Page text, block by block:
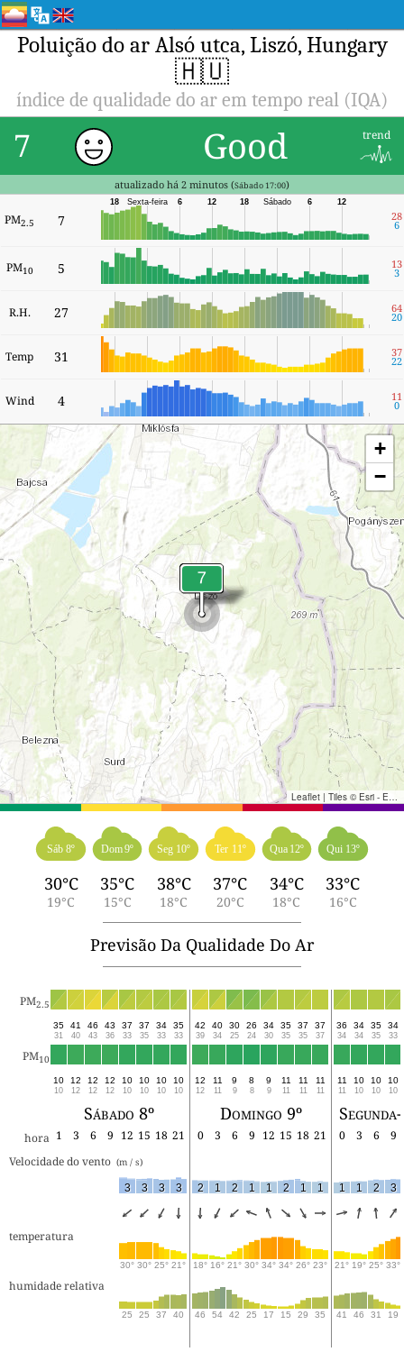
Poluição do ar Alsó utca, Liszó, Hungary
🇭🇺
índice de qualidade do ar em tempo real (IQA)
7 Good trend
atualizado há 2 minutos (Sábado 17:00)
PM2.5 7
12
6
Sábado
18
12
6
Sexta-feira
18
28
6
PM10 5 13
3
R.H. 27 64
20
Temp 31 37
22
Wind 4 11
0
+
−
Leaflet | Tiles © Esri - Esri, DeLorme, NAVTEQ, TomTom, Intermap, iPC, USGS, FAO, NPS, NRCAN, GeoBase, Kadaster NL, Ordnance Survey, Esri Japan, METI, Esri China (Hong Kong), and the GIS User Community
Sáb 8º
30°C
19°C
Dom 9º
35°C
15°C
Seg 10º
38°C
18°C
Ter 11º
37°C
20°C
Qua 12º
34°C
18°C
Qui 13º
33°C
16°C
Previsão Da Qualidade Do Ar
PM2.5
35
31
41
40
46
43
43
36
37
33
37
35
34
33
35
33
42
39
40
34
30
25
26
24
34
30
35
35
37
35
37
37
36
34
34
34
35
35
34
33
PM10
10
10
12
12
12
12
12
12
10
10
10
10
10
10
10
10
12
12
11
11
9
9
8
8
9
9
11
11
11
11
11
11
11
11
10
10
10
10
10
10
Sábado 8º Domingo 9º
hora 1 3 6 9 12 15 18 21 0 3 6 9 12 15 18 21 0 3 6
9
Velocidade do vento (m / s)
3 3 3 3 2 1 2 1 1 2 1 1 1 1 2 3
temperatura
30° 30° 25° 21° 18° 16° 21° 30° 34° 34° 26° 23° 21° 19° 25° 33°
humidade relativa
25 25 37 40 46 54 42 25 17 15 29 35 41 46 31 19